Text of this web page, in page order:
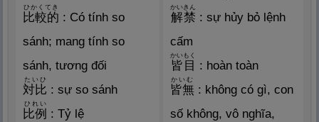
比較的
Nghĩa: Đích thực, đích xác,
mục tiêu
ひかくてき
: Có tính so
sánh; mang tính so
sánh, tương đối
対 比
たいひ
: sự so sánh
比例
ひれい
: Tỷ lệ
解禁
かいきん
: sự hủy bỏ lệnh
cấm
皆 目
かいもく
: hoàn toàn
皆無
かいむ
: không có gì, con
số không, vô nghĩa,